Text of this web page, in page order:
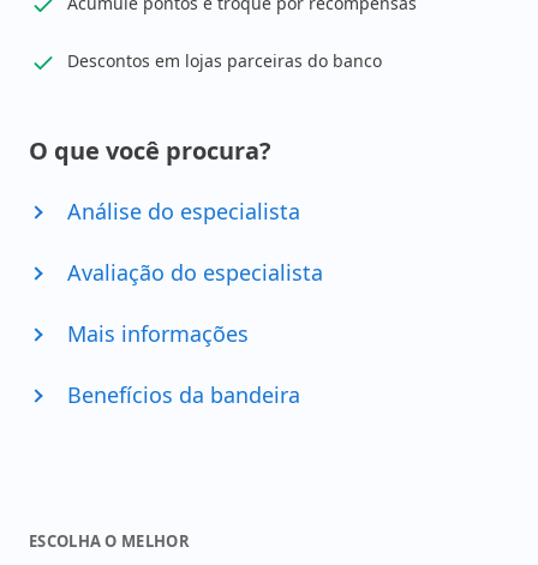
Descontos em lojas parceiras do banco
O que você procura?
Análise do especialista
Avaliação do especialista
Mais informações
Benefícios da bandeira
ESCOLHA O MELHOR